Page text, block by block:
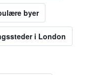
byer
i London